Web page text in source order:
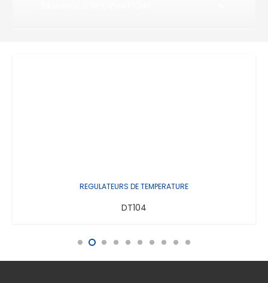
REGULATEURS DE TEMPERATURE
DT104